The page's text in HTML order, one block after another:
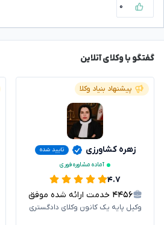
۰
گفتگو با وکلای آنلاین
پیشنهاد بنیاد وکلا
زهره کشاورزی
تایید شده
آماده مشاوره فوری
۴.۷
۴۴۵۶ خدمت ارائه شده موفق
وکیل پایه یک کانون وکلای دادگستری